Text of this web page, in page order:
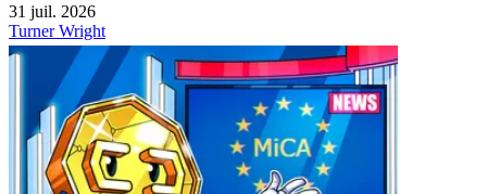
31 juil. 2026
Turner Wright